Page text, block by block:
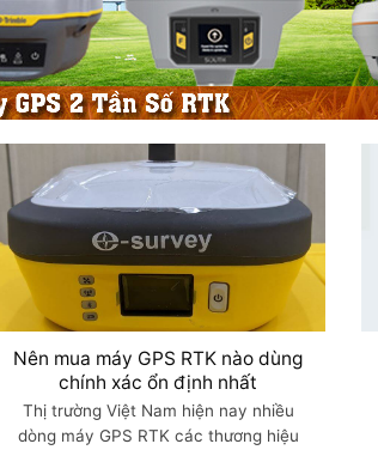
Nên mua máy GPS RTK nào dùng
chính xác ổn định nhất
Thị trường Việt Nam hiện nay nhiều
dòng máy GPS RTK các thương hiệu